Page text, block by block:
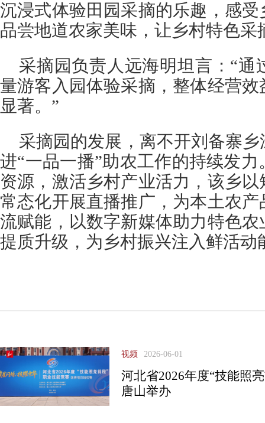
沉浸式体验田园采摘的乐趣，感
品尝地道农家美味，让乡村特色采
采摘园负责人远海明坦言：“通
量游客入园体验采摘，整体经营
显著。”
采摘园的发展，离不开刘备寨
进“一品一播”助农工作的持续发
资源，激活乡村产业活力，该乡
常态化开展直播推广，为本土农
流赋能，以数字新媒体助力特色
提质升级，为乡村振兴注入鲜活动
视频 2026-06-01
河北省2026年度“技能照
唐山举办